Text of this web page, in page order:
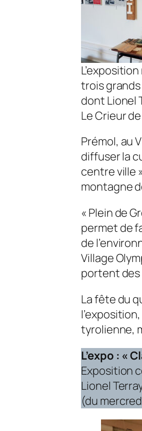
trois
dont Lionel
Le Crieur
Prémol, au
diffuser la
centre ville
montagne
« Plein de
permet de
de
Village
portent des
La fête du
tyrolienne,
L’expo : «
Exposition
Lionel
(du